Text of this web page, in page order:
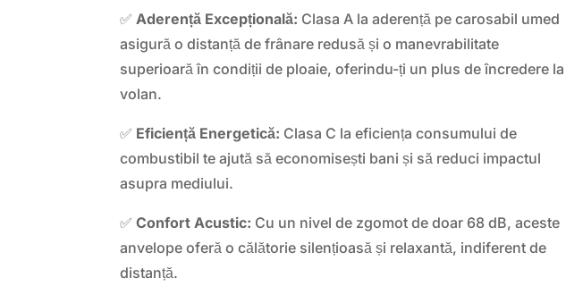
✅ Aderență Excepțională: Clasa A la aderență pe carosabil umed
asigură o distanță de frânare redusă și o manevrabilitate
superioară în condiții de ploaie, oferindu-ți un plus de încredere la
volan.
✅ Eficiență Energetică: Clasa C la eficiența consumului de
combustibil te ajută să economisești bani și să reduci impactul
asupra mediului.
✅Confort Acustic: Cu un nivel de zgomot de doar 68 dB, aceste
anvelope oferă o călătorie silențioasă și relaxantă, indiferent de
distanță.